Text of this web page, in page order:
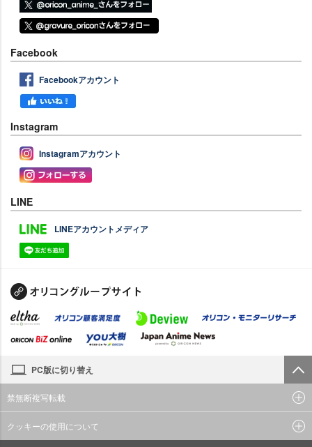
Facebook
Facebookアカウント
Instagram
Instagramアカウント
LINE
LINEアカウントメディア
PC版に切り替え
禁無断複写転載
クッキーの使用について